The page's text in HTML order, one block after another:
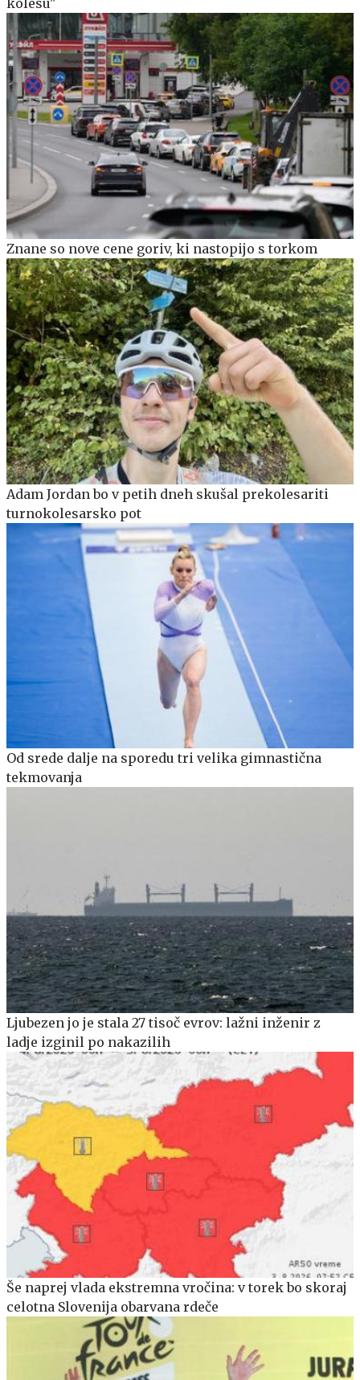
kolesu"
Znane so nove cene goriv, ki nastopijo s torkom
Adam Jordan bo v petih dneh skušal prekolesariti
turnokolesarsko pot
Od srede dalje na sporedu tri velika gimnastična
tekmovanja
Ljubezen jo je stala 27 tisoč evrov: lažni inženir z
ladje izginil po nakazilih
Še naprej vlada ekstremna vročina: v torek bo skoraj
celotna Slovenija obarvana rdeče